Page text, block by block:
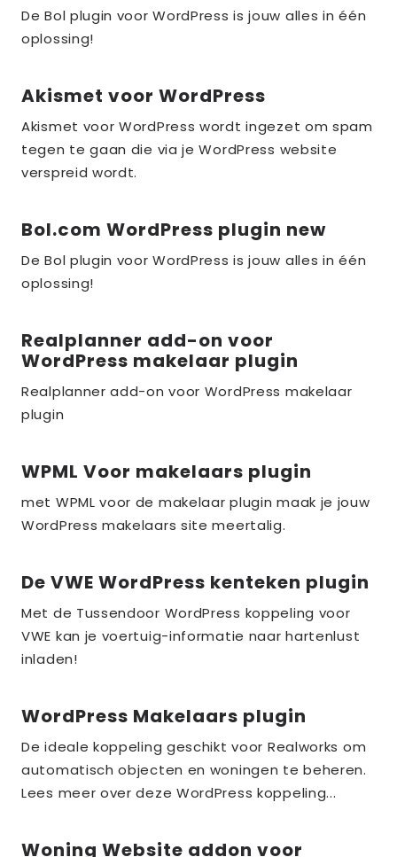
meer
over
De Bol plugin voor WordPress is jouw alles in één
oplossing!
Lees
meer
over
the_title;
Akismet voor WordPress
Akismet voor WordPress wordt ingezet om spam
tegen te gaan die via je WordPress website
verspreid wordt.
Lees
meer
over
Bol.com WordPress plugin new
De Bol plugin voor WordPress is jouw alles in één
oplossing!
Lees
meer
over
the_title;
Realplanner add-on voor
WordPress makelaar plugin
Realplanner add-on voor WordPress makelaar
plugin
Lees
meer
over
WPML Voor makelaars plugin
met WPML voor de makelaar plugin maak je jouw
WordPress makelaars site meertalig.
Lees
meer
over
the_title;
De VWE WordPress kenteken plugin
Met de Tussendoor WordPress koppeling voor
VWE kan je voertuig-informatie naar hartenlust
inladen!
Lees
meer
over
the_title;
WordPress Makelaars plugin
De ideale koppeling geschikt voor Realworks om
automatisch objecten en woningen te beheren.
Lees meer over deze WordPress koppeling...
Lees
Woning Website addon voor